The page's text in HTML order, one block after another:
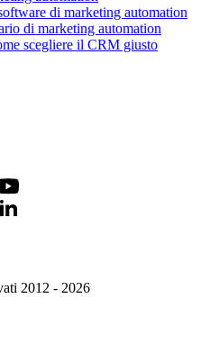
di marketing automation
di marketing automation
scegliere il CRM giusto
2012 - 2026